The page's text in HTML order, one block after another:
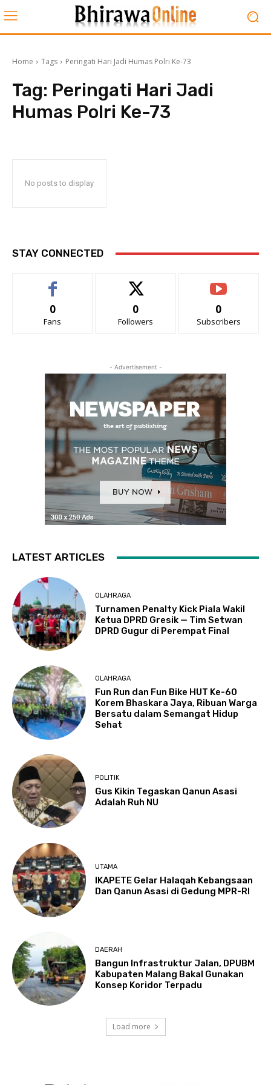
Home Tags Peringati Hari Jadi Humas Polri Ke-73
Tag: Peringati Hari Jadi
Humas Polri Ke-73
No posts to display
STAY CONNECTED
0
Fans
0
Followers
0
Subscribers
- Advertisement -
LATEST ARTICLES
OLAHRAGA
Turnamen Penalty Kick Piala Wakil
Ketua DPRD Gresik — Tim Setwan
DPRD Gugur di Perempat Final
OLAHRAGA
Fun Run dan Fun Bike HUT Ke-60
Korem Bhaskara Jaya, Ribuan Warga
Bersatu dalam Semangat Hidup
Sehat
POLITIK
Gus Kikin Tegaskan Qanun Asasi
Adalah Ruh NU
UTAMA
IKAPETE Gelar Halaqah Kebangsaan
Dan Qanun Asasi di Gedung MPR-RI
DAERAH
Bangun Infrastruktur Jalan, DPUBM
Kabupaten Malang Bakal Gunakan
Konsep Koridor Terpadu
Load more